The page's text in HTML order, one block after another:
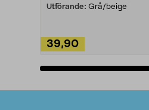
Utförande: Grå/beige
39,90